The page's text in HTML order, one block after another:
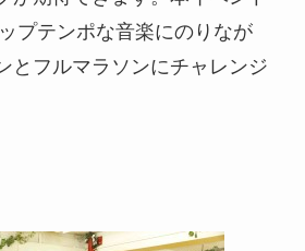
プテンポな音楽にのりなが
とフルマラソンにチャレンジ